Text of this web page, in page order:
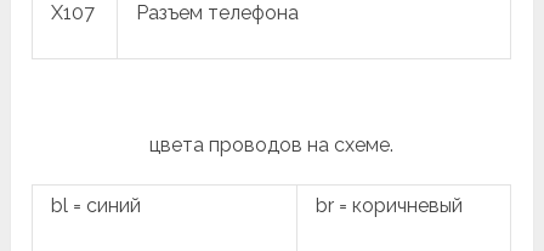
X107 Разъем телефона
цвета проводов на схеме.
bl = синий br = коричневый